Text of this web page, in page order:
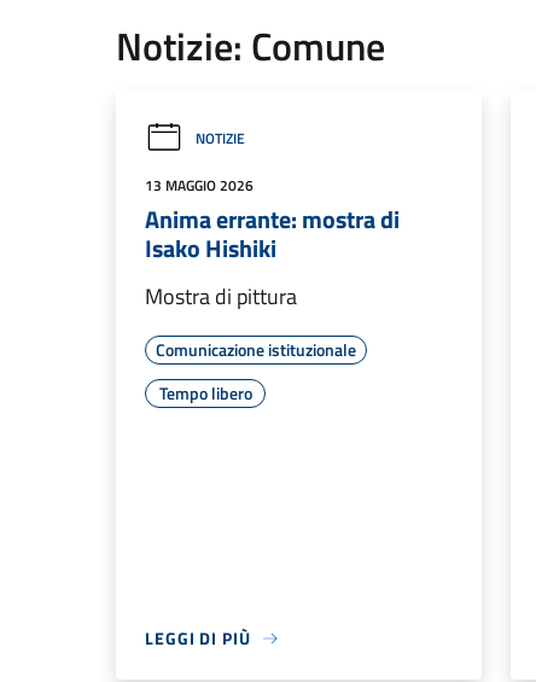
Notizie: Comune
NOTIZIE
13 MAGGIO 2026
Anima errante: mostra di
Isako Hishiki
Mostra di pittura
Comunicazione istituzionale
Tempo libero
LEGGI DI PIÙ